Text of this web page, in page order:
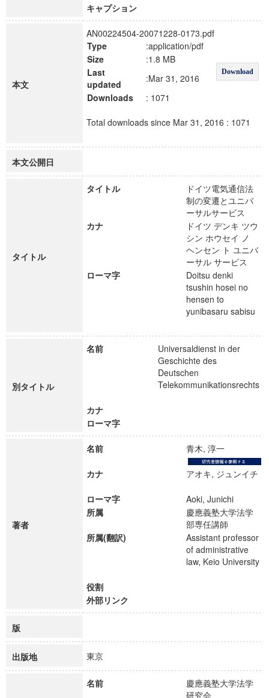
キャプション
本文
AN00224504-20071228-0173.pdf
Type
:application/pdf
Download
Size
:1.8 MB
Last
updated
:Mar 31, 2016
Downloads
: 1071
Total downloads since Mar 31, 2016 : 1071
本文公開日
タイトル
タイトル
ドイツ電気通信法
制の変遷とユニバ
ーサルサービス
カナ
ドイツ デンキ ツウ
シン ホウセイ ノ
ヘンセン ト ユニバ
ーサル サービス
ローマ字
Doitsu denki
tsushin hosei no
hensen to
yunibasaru sabisu
別タイトル
名前
Universaldienst in der
Geschichte des
Deutschen
Telekommunikationsrechts
カナ
ローマ字
著者
名前 青木, 淳一
カナ アオキ, ジュンイチ
ローマ字
Aoki, Junichi
所属
慶應義塾大学法学
部専任講師
所属(翻訳)
Assistant professor
of administrative
law, Keio University
役割
外部リンク
版
出版地 東京
名前
慶應義塾大学法学
研究会